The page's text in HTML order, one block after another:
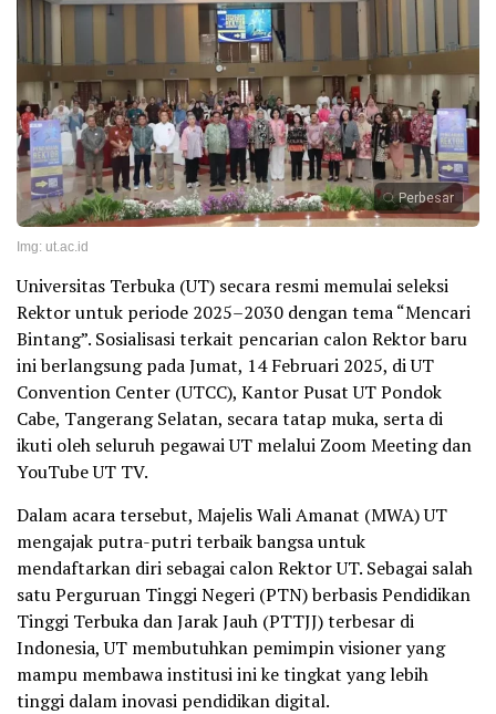
Perbesar
Img: ut.ac.id
Universitas Terbuka (UT) secara resmi memulai seleksi
Rektor untuk periode 2025–2030 dengan tema “Mencari
Bintang”. Sosialisasi terkait pencarian calon Rektor baru
ini berlangsung pada Jumat, 14 Februari 2025, di UT
Convention Center (UTCC), Kantor Pusat UT Pondok
Cabe, Tangerang Selatan, secara tatap muka, serta di
ikuti oleh seluruh pegawai UT melalui Zoom Meeting dan
YouTube UT TV.
Dalam acara tersebut, Majelis Wali Amanat (MWA) UT
mengajak putra-putri terbaik bangsa untuk
mendaftarkan diri sebagai calon Rektor UT. Sebagai salah
satu Perguruan Tinggi Negeri (PTN) berbasis Pendidikan
Tinggi Terbuka dan Jarak Jauh (PTTJJ) terbesar di
Indonesia, UT membutuhkan pemimpin visioner yang
mampu membawa institusi ini ke tingkat yang lebih
tinggi dalam inovasi pendidikan digital.